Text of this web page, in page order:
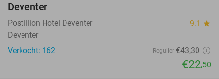
Deventer
Postillion Hotel Deventer 9.1 star
Deventer
Verkocht: 162
Regulier €43,30
€22,50